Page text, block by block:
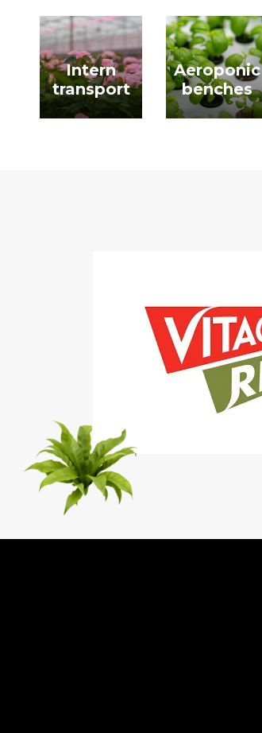
Intern
transport
Aeroponic
benches